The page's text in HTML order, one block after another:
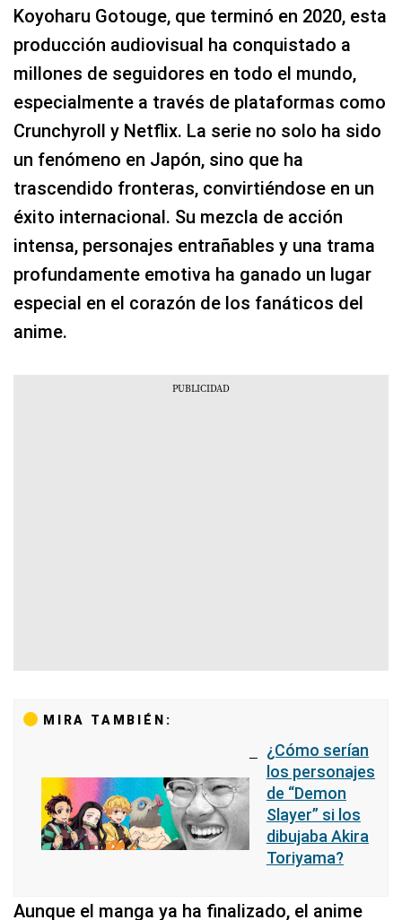
Koyoharu Gotouge, que terminó en 2020, esta
producción audiovisual ha conquistado a
millones de seguidores en todo el mundo,
especialmente a través de plataformas como
Crunchyroll y Netflix. La serie no solo ha sido
un fenómeno en Japón, sino que ha
trascendido fronteras, convirtiéndose en un
éxito internacional. Su mezcla de acción
intensa, personajes entrañables y una trama
profundamente emotiva ha ganado un lugar
especial en el corazón de los fanáticos del
anime.
MIRA TAMBIÉN:
¿Cómo serían
los personajes
de “Demon
Slayer” si los
dibujaba Akira
Toriyama?
Aunque el manga ya ha finalizado, el anime